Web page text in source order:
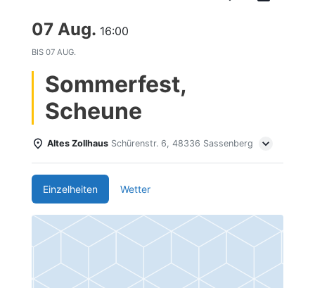
07 Aug. 16:00
BIS 07 AUG.
Sommerfest,
Scheune
Altes Zollhaus Schürenstr. 6, 48336 Sassenberg
Einzelheiten Wetter